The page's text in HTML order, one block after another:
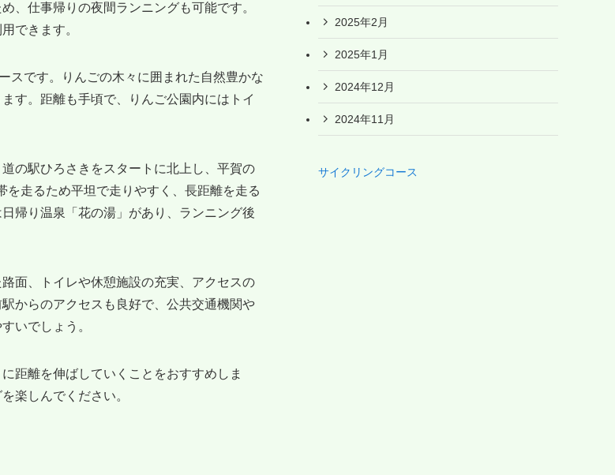
、仕事帰りの夜間ランニングも可能です。
できます。
スです。りんごの木々に囲まれた自然豊かな
す。距離も手頃で、りんご公園内にはトイ
道の駅ひろさきをスタートに北上し、平賀の
走るため平坦で走りやすく、長距離を走る
帰り温泉「花の湯」があり、ランニング後
面、トイレや休憩施設の充実、アクセスの
からのアクセスも良好で、公共交通機関や
いでしょう。
距離を伸ばしていくことをおすすめしま
楽しんでください。
2025年2月
2025年1月
2024年12月
2024年11月
サイクリングコース